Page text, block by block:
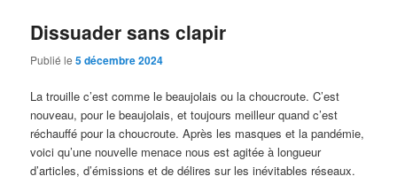
Dissuader sans clapir
Publié le5 décembre 2024
La trouille c’est comme le beaujolais ou la choucroute. C’est
nouveau, pour le beaujolais, et toujours meilleur quand c’est
réchauffé pour la choucroute. Après les masques et la pandémie,
voici qu’une nouvelle menace nous est agitée à longueur
d’articles, d’émissions et de délires sur les inévitables réseaux.